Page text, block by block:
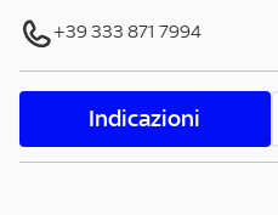
+39 333 871 7994
Indicazioni